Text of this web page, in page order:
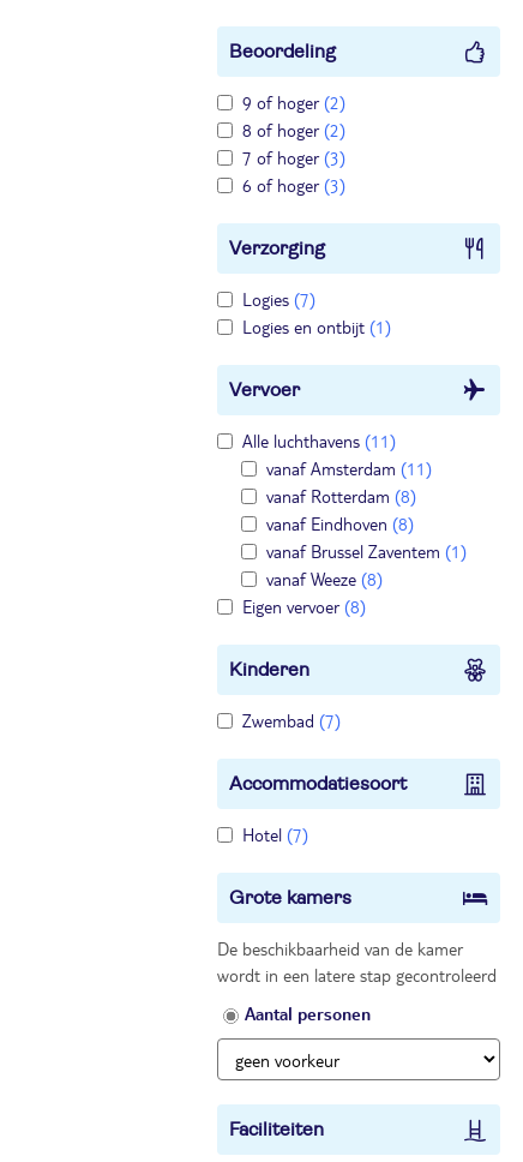
Beoordeling
9 of hoger(2)
8 of hoger(2)
7 of hoger(3)
6 of hoger(3)
Verzorging
Logies (7)
Logies en ontbijt (1)
Vervoer
Alle luchthavens (11)
vanaf Amsterdam (11)
vanaf Rotterdam (8)
vanaf Eindhoven (8)
vanaf Brussel Zaventem (1)
vanaf Weeze (8)
Eigen vervoer(8)
Kinderen
Zwembad (7)
Accommodatiesoort
Hotel (7)
Grote kamers
De beschikbaarheid van de kamer
wordt in een latere stap gecontroleerd
Aantal personen
Faciliteiten